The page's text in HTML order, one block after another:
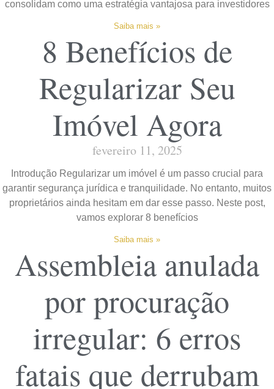
consolidam como uma estratégia vantajosa para investidores
Saiba mais »
8 Benefícios de
Regularizar Seu
Imóvel Agora
fevereiro 11, 2025
Introdução Regularizar um imóvel é um passo crucial para
garantir segurança jurídica e tranquilidade. No entanto, muitos
proprietários ainda hesitam em dar esse passo. Neste post,
vamos explorar 8 benefícios
Saiba mais »
Assembleia anulada
por procuração
irregular: 6 erros
fatais que derrubam